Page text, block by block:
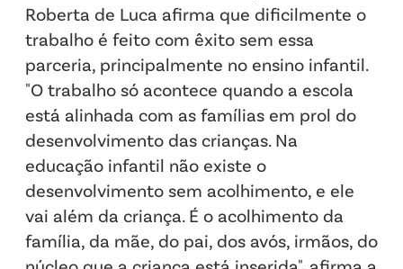
Roberta de Luca afirma que dificilmente o
trabalho é feito com êxito sem essa
parceria, principalmente no ensino infantil.
"O trabalho só acontece quando a escola
está alinhada com as famílias em prol do
desenvolvimento das crianças. Na
educação infantil não existe o
desenvolvimento sem acolhimento, e ele
vai além da criança. É o acolhimento da
família, da mãe, do pai, dos avós, irmãos, do